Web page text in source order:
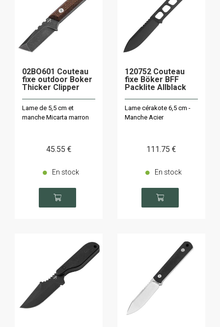
02BO601 Couteau
fixe outdoor Boker
Thicker Clipper
Lame de 5,5 cm et
manche Micarta marron
45.55 €
En stock
120752 Couteau
fixe Böker BFF
Packlite Allblack
Lame cérakote 6,5 cm -
Manche Acier
111.75 €
En stock